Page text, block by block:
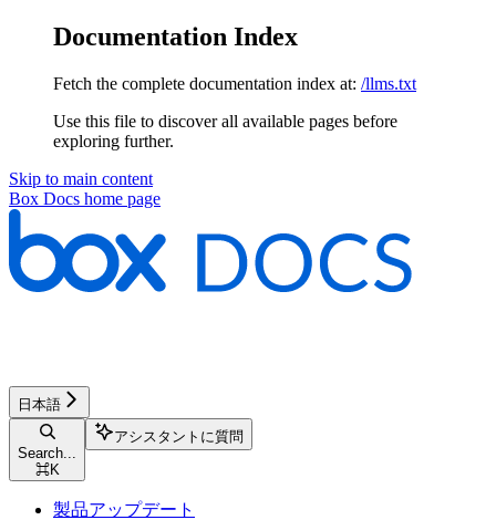
Documentation Index
Fetch the complete documentation index at: /llms.txt
Use this file to discover all available pages before
exploring further.
Skip to main content
Box Docs home page
日本語
Search...
⌘K
アシスタントに質問
製品アップデート